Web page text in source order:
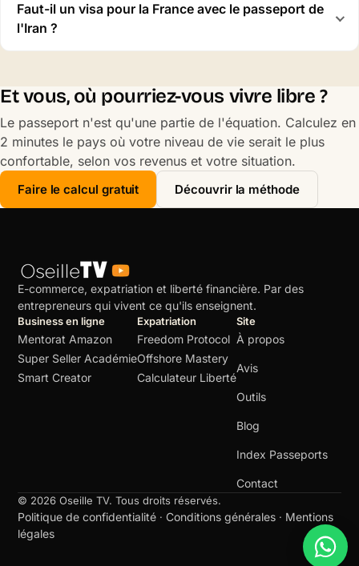
Faut-il un visa pour la France avec le passeport de
l'Iran ?
Et vous, où pourriez-vous vivre libre ?
Le passeport n'est qu'une partie de l'équation. Calculez en
2 minutes le pays où votre niveau de vie serait le plus
confortable, selon vos revenus et votre situation.
Faire le calcul gratuit Découvrir la méthode
E-commerce, expatriation et liberté financière. Par des
entrepreneurs qui vivent ce qu'ils enseignent.
Business en ligne
Mentorat Amazon
Super Seller Académie
Smart Creator
Expatriation
Freedom Protocol
Offshore Mastery
Calculateur Liberté
Site
À propos
Avis
Outils
Blog
Index Passeports
Contact
© 2026 Oseille TV. Tous droits réservés.
Politique de confidentialité ·Conditions générales · Mentions
légales